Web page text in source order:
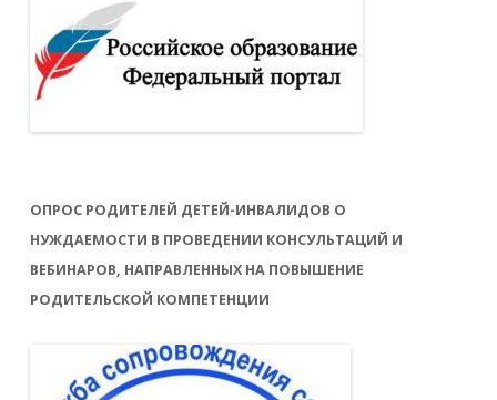
ОПРОС РОДИТЕЛЕЙ ДЕТЕЙ-ИНВАЛИДОВ О
НУЖДАЕМОСТИ В ПРОВЕДЕНИИ КОНСУЛЬТАЦИЙ И
ВЕБИНАРОВ, НАПРАВЛЕННЫХ НА ПОВЫШЕНИЕ
РОДИТЕЛЬСКОЙ КОМПЕТЕНЦИИ